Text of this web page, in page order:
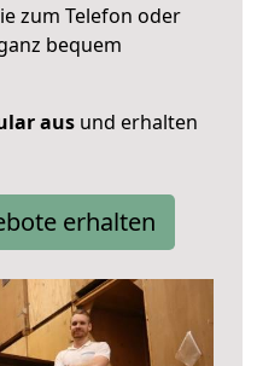
zum Telefon oder
bequem
aus und erhalten
erhalten